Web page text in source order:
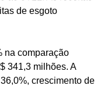
de esgoto
na comparação
341,3 milhões. A
crescimento de